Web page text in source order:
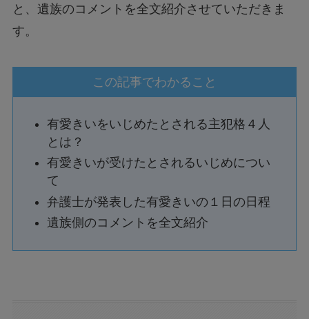
と、遺族のコメントを全文紹介させていただきま
す。
この記事でわかること
有愛きいをいじめたとされる主犯格４人
とは？
有愛きいが受けたとされるいじめについ
て
弁護士が発表した有愛きいの１日の日程
遺族側のコメントを全文紹介